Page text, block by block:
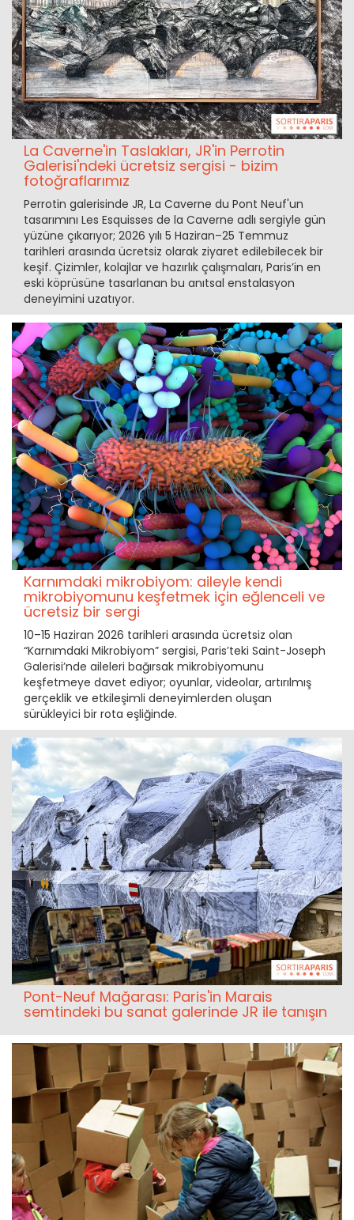
La Caverne'in Taslakları, JR'in Perrotin
Galerisi'ndeki ücretsiz sergisi - bizim
fotoğraflarımız
Perrotin galerisinde JR, La Caverne du Pont Neuf'un
tasarımını Les Esquisses de la Caverne adlı sergiyle gün
yüzüne çıkarıyor; 2026 yılı 5 Haziran–25 Temmuz
tarihleri arasında ücretsiz olarak ziyaret edilebilecek bir
keşif. Çizimler, kolajlar ve hazırlık çalışmaları, Paris’in en
eski köprüsüne tasarlanan bu anıtsal enstalasyon
deneyimini uzatıyor.
Karnımdaki mikrobiyom: aileyle kendi
mikrobiyomunu keşfetmek için eğlenceli ve
ücretsiz bir sergi
10–15 Haziran 2026 tarihleri arasında ücretsiz olan
“Karnımdaki Mikrobiyom” sergisi, Paris’teki Saint-Joseph
Galerisi’nde aileleri bağırsak mikrobiyomunu
keşfetmeye davet ediyor; oyunlar, videolar, artırılmış
gerçeklik ve etkileşimli deneyimlerden oluşan
sürükleyici bir rota eşliğinde.
Pont-Neuf Mağarası: Paris'in Marais
semtindeki bu sanat galerinde JR ile tanışın